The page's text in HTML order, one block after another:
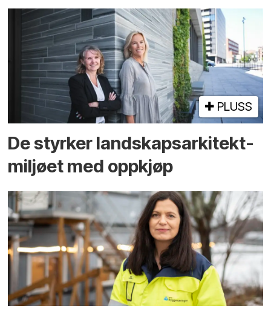
PLUSS
De styrker landskaps­arkitekt­
miljøet med oppkjøp